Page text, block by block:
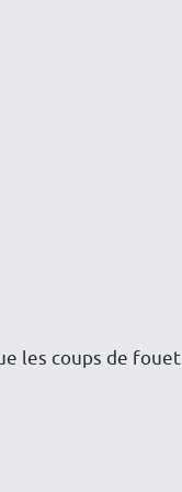
les coups de fouet